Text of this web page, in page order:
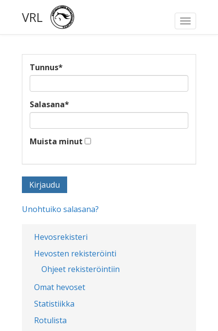
Toggle
VRL
Hevosrekisteri
Hevosten rekisteröinti
Ohjeet rekisteröintiin
Omat hevoset
Statistiikka
Rotulista
Tunnus*
Salasana*
Muista minut
Unohtuiko salasana?